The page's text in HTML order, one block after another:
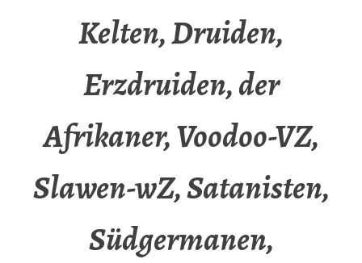
Kelten, Druiden,
Erzdruiden, der
Afrikaner, Voodoo-VZ,
Slawen-wZ, Satanisten,
Südgermanen,